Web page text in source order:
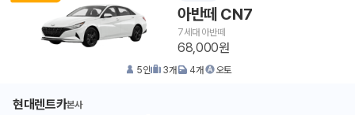
아반떼 CN7
7세대 아반떼
68,000원
5인 3개 4개 오토
현대렌트카본사